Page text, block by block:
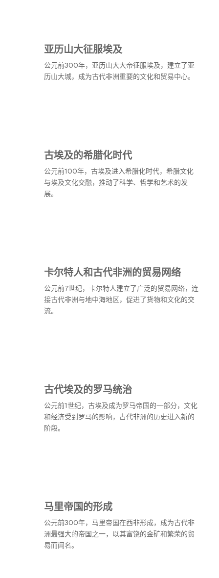
亚历山大征服埃及
公元前300年，亚历山大大帝征服埃及，建立了亚
历山大城，成为古代非洲重要的文化和贸易中心。
古埃及的希腊化时代
公元前100年，古埃及进入希腊化时代，希腊文化
与埃及文化交融，推动了科学、哲学和艺术的发
展。
卡尔特人和古代非洲的贸易网络
公元前7世纪，卡尔特人建立了广泛的贸易网络，连
接古代非洲与地中海地区，促进了货物和文化的交
流。
古代埃及的罗马统治
公元前1世纪，古埃及成为罗马帝国的一部分，文化
和经济受到罗马的影响，古代非洲的历史进入新的
阶段。
马里帝国的形成
公元前300年，马里帝国在西非形成，成为古代非
洲最强大的帝国之一，以其富饶的金矿和繁荣的贸
易而闻名。